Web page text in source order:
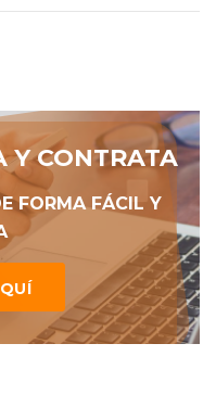
Y CONTRATA
FORMA FÁCIL Y